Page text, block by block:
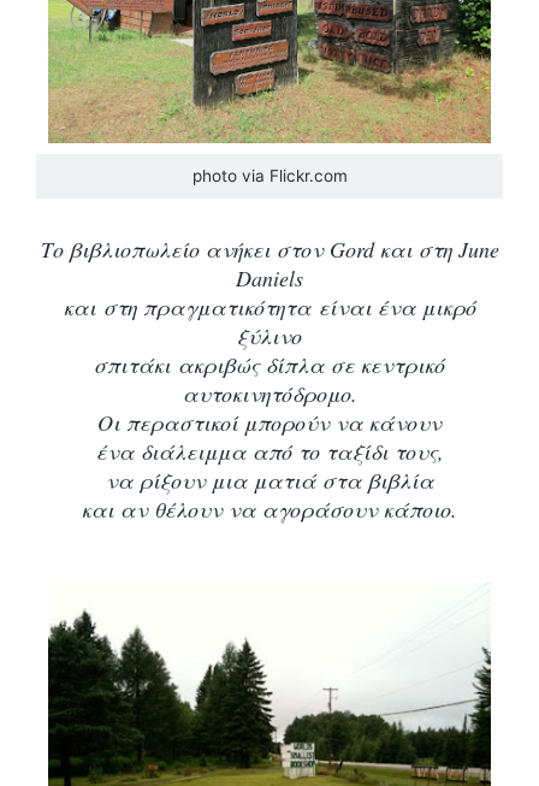
photo via Flickr.com
Το βιβλιοπωλείο ανήκει στον Gord και στη June
Daniels
και στη πραγματικότητα είναι ένα μικρό
ξύλινο
σπιτάκι ακριβώς δίπλα σε κεντρικό
αυτοκινητόδρομο.
Οι περαστικοί μπορούν να κάνουν
ένα διάλειμμα από το ταξίδι τους,
να ρίξουν μια ματιά στα βιβλία
και αν θέλουν να αγοράσουν κάποιο.